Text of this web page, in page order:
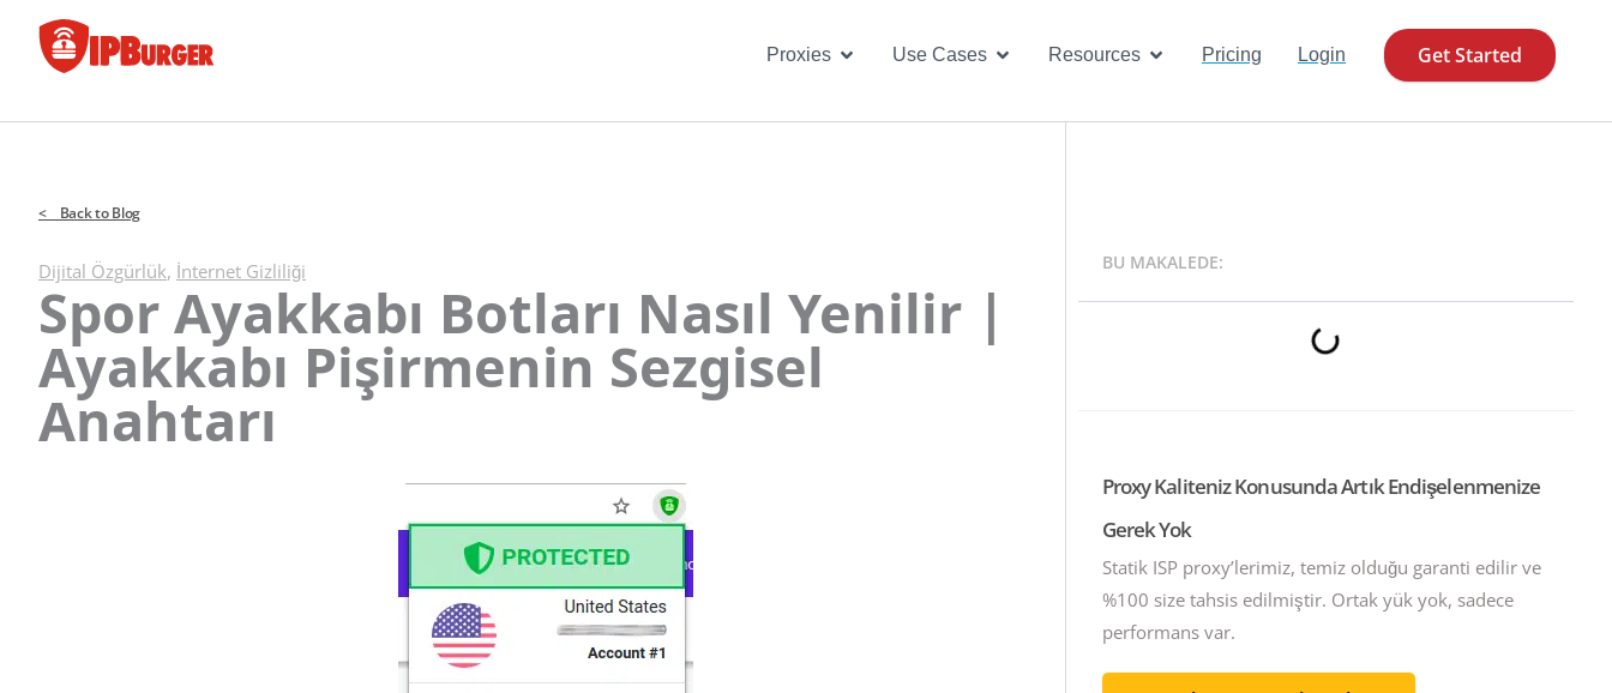
Proxies Open Proxies
Use Cases Open Use Cases
Resources Open Resources
Pricing Login Get Started
< Back to Blog
Dijital Özgürlük, İnternet Gizliliği
Spor Ayakkabı Botları Nasıl Yenilir |
Ayakkabı Pişirmenin Sezgisel
Anahtarı
BU MAKALEDE:
Proxy Kaliteniz Konusunda Artık Endişelenmenize
Gerek Yok
Statik ISP proxy’lerimiz, temiz olduğu garanti edilir ve
%100 size tahsis edilmiştir. Ortak yük yok, sadece
performans var.